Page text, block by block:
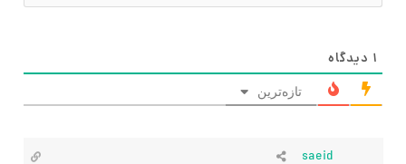
۱ دیدگاه
تازه‌ترین
saeid